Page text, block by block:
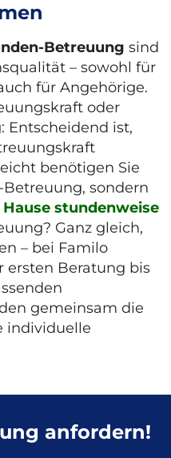
Betreuung sind
– sowohl für
für Angehörige.
oder
Entscheidend ist,
benötigen Sie
sondern
stundenweise
Ganz gleich,
– bei Familo
ersten Beratung bis
gemeinsam die
individuelle
anfordern!